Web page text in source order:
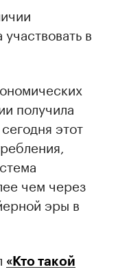
в
получила
этот
чем через
эры в
«Кто такой